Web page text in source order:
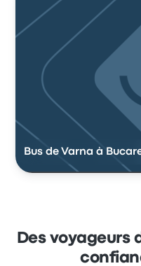
Bus de Varna à
Des voyageurs